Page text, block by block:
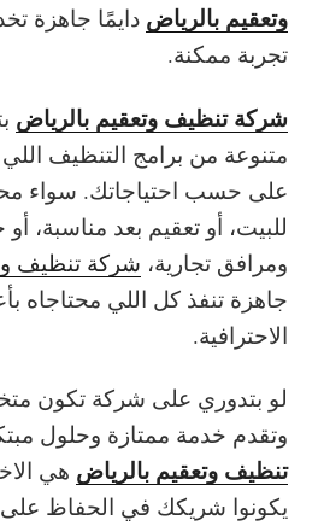
وتعقيم بالرياض دايمًا جاهزة
تجربة ممكنة.
شركة تنظيف وتعقيم بالرياض
متنوعة من برامج التنظيف اللي
على حسب احتياجاتك. سواء
للبيت، أو تعقيم بعد مناسبة،
ومرافق تجارية، شركة تنظيف
جاهزة تنفذ كل اللي محتاجاه
الاحترافية.
لو بتدوري على شركة تكون
وتقدم خدمة ممتازة وحلول
تنظيف وتعقيم بالرياض هي
يكونوا شريكك في الحفاظ